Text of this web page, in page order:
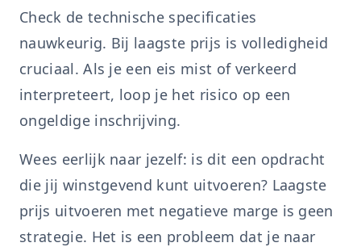
Check de technische specificaties
nauwkeurig. Bij laagste prijs is volledigheid
cruciaal. Als je een eis mist of verkeerd
interpreteert, loop je het risico op een
ongeldige inschrijving.
Wees eerlijk naar jezelf: is dit een opdracht
die jij winstgevend kunt uitvoeren? Laagste
prijs uitvoeren met negatieve marge is geen
strategie. Het is een probleem dat je naar